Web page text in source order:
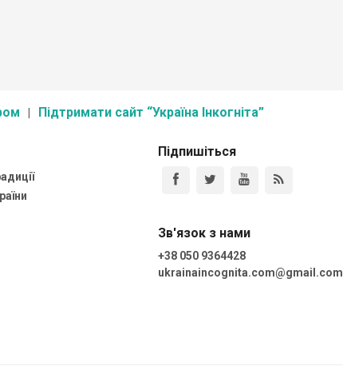
Підтримати сайт “Україна Інкогніта”
Підпишіться
Зв'язок з нами
+38 050 9364428
ukrainaincognita.com@gmail.com